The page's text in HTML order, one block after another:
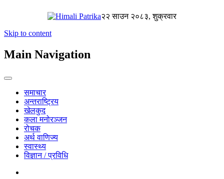
२२ साउन २०८३, शुक्रवार
Skip to content
Main Navigation
समाचार
अन्तराष्ट्रिय
खेलकुद
कला मनोरञ्जन
रोचक
अर्थ वाणिज्य
स्वास्थ्य
विज्ञान / प्रविधि